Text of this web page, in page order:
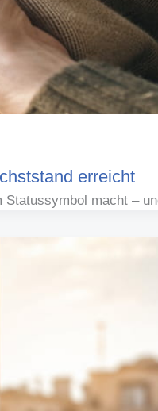
erreicht
macht –